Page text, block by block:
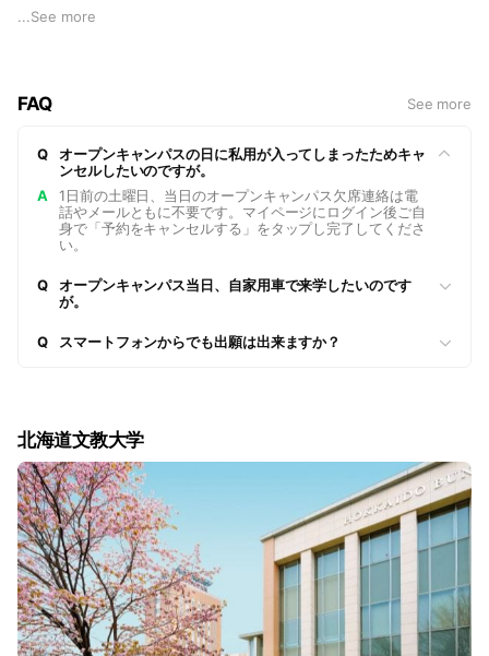
幾多の困難を乗り越えながら並々ならぬ情熱と努力を教育に捧
たび同誌のマンガを抽出したweb版をリリースいたしました。
以下リンクバナーからどなたでもアクセスできますので、この
機会にぜひご覧ください。
https://saas.actibookone.com/content/detail?
param=eyJjb250ZW50TnVtIjoxNTEwOTN9&detailFlg=0&pNo
...See more
FAQ See more
Q
オープンキャンパスの日に私用が入ってしまったためキャ
ンセルしたいのですが。
A
1日前の土曜日、当日のオープンキャンパス欠席連絡は電
話やメールともに不要です。マイページにログイン後ご自
身で「予約をキャンセルする」をタップし完了してくださ
い。
Q
オープンキャンパス当日、自家用車で来学したいのです
が。
Q スマートフォンからでも出願は出来ますか？
北海道文教大学